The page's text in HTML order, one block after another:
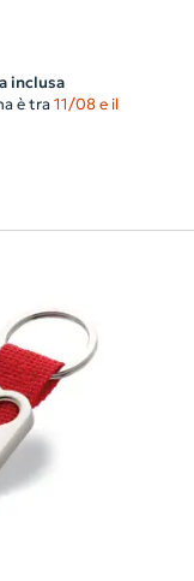
inclusa
è tra 11/08 e il